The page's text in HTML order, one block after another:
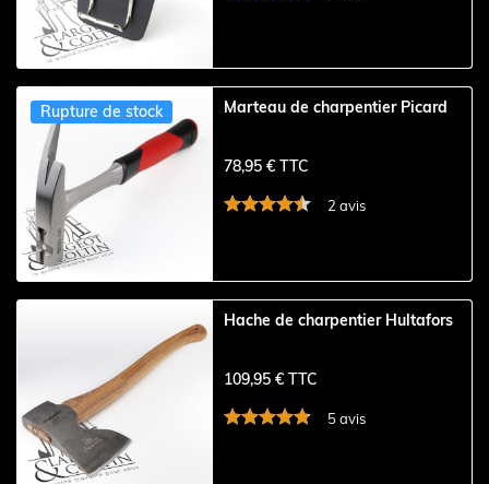
Rupture de stock Marteau de charpentier Picard
78,95 € TTC
2 avis
Hache de charpentier Hultafors
109,95 € TTC
5 avis